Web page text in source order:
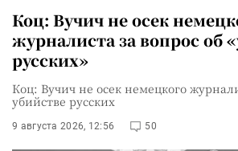
Коц: Вучич не осек
журналиста за вопрос об
русских»
Коц: Вучич не осек немецкого
убийстве русских
9 августа 2026, 12:56 50